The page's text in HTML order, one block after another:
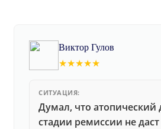
Виктор Гулов
★★★★★
СИТУАЦИЯ:
Думал, что атопический
стадии ремиссии не